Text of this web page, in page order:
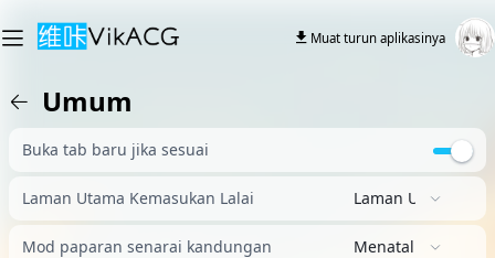
Muat turun aplikasinya
Umum
Buka tab baru jika sesuai
Laman Utama Kemasukan Lalai Laman Utama
Mod paparan senarai kandungan Menatal tak